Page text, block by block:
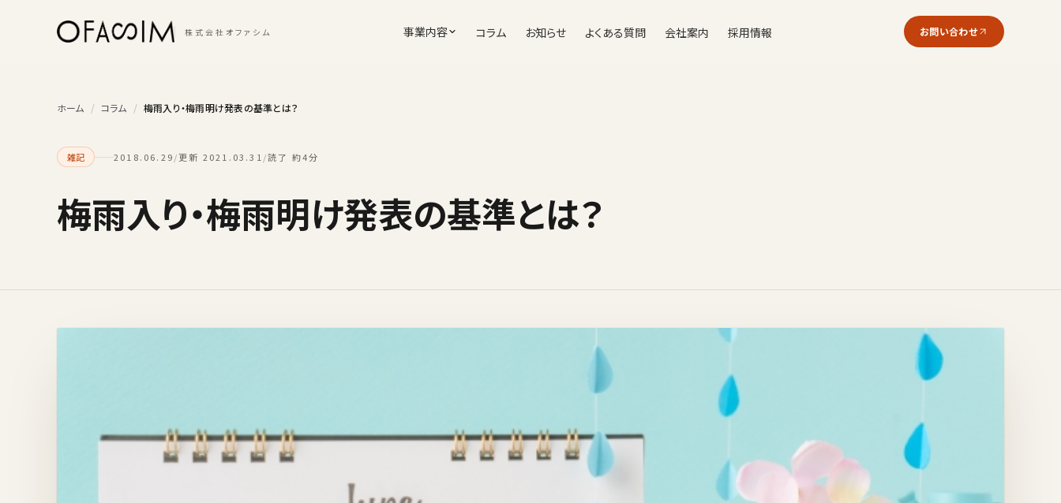
株式会社オファシム 事業内容 コラム お知らせ よくある質問 会社案内 採用情報 お問い合わせ
ホーム / コラム / 梅雨入り・梅雨明け発表の基準とは？
雑記 2018.06.29/更新 2021.03.31 /読了 約4分
梅雨入り・梅雨明け発表の基準とは？